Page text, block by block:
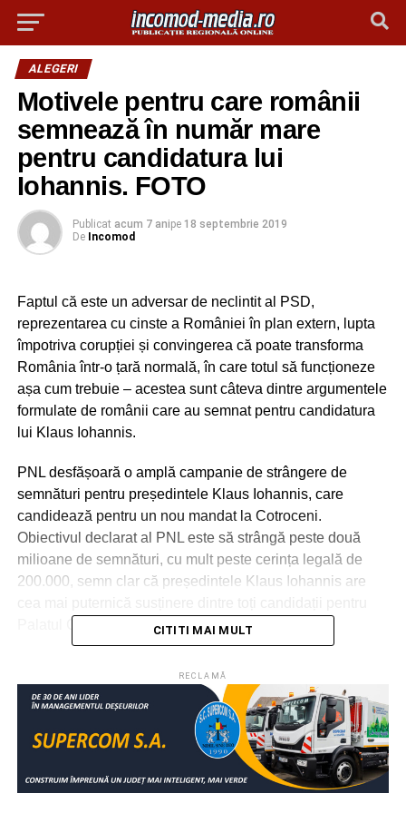
ALEGERI
Motivele pentru care românii
semnează în număr mare
pentru candidatura lui
Iohannis. FOTO
Publicat acum 7 anipe 18 septembrie 2019
De Incomod
Faptul că este un adversar de neclintit al PSD,
reprezentarea cu cinste a României în plan extern, lupta
împotriva corupției și convingerea că poate transforma
România într-o țară normală, în care totul să funcționeze
așa cum trebuie – acestea sunt câteva dintre argumentele
formulate de românii care au semnat pentru candidatura
lui Klaus Iohannis.
PNL desfășoară o amplă campanie de strângere de
semnături pentru președintele Klaus Iohannis, care
candidează pentru un nou mandat la Cotroceni.
Obiectivul declarat al PNL este să strângă peste două
milioane de semnături, cu mult peste cerința legală de
200.000, semn clar că președintele Klaus Iohannis are
CITITI MAI MULT
RECLAMĂ